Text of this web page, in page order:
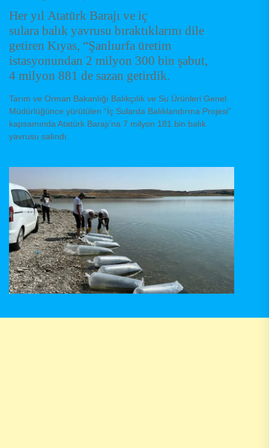
Her yıl Atatürk Barajı ve iç
sulara balık yavrusu bıraktıklarını dile
getiren Kıyas, “Şanlıurfa üretim
istasyonundan 2 milyon 300 bin şabut,
4 milyon 881 de sazan getirdik.
Tarım ve Orman Bakanlığı Balıkçılık ve Su Ürünleri Genel
Müdürlüğünce yürütülen “İç Sularda Balıklandırma Projesi”
kapsamında Atatürk Barajı’na 7 milyon 181 bin balık
yavrusu salındı.